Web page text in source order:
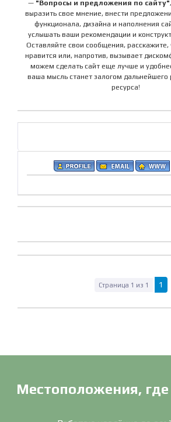
— "Вопросы и предложения по сайту"
выразить свое мнение, внести
функционала, дизайна и наполнения
услышать ваши рекомендации и
Оставляйте свои сообщения,
нравится или, напротив, вызывает
можем сделать сайт еще лучше и
ваша мысль станет залогом дальнейшего
ресурса!
Страница 1 из 1 1
Местоположения,